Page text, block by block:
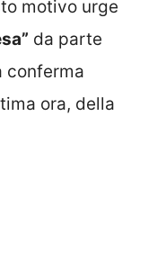
motivo urge
da parte
conferma
ora, della